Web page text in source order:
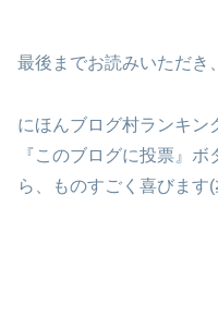
最後までお読みいただき
にほんブログ村ランキン
『このブログに投票』
ら、ものすごく喜びま